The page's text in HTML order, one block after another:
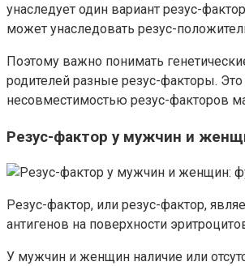
унаследует один вариант резус-
может унаследовать резус-
Поэтому важно понимать
родителей разные резус-факторы.
несовместимостью резус-факторов
Резус-фактор у мужчин и
Резус-фактор, или резус-фактор,
антигенов на поверхности
У мужчин и женщин наличие или